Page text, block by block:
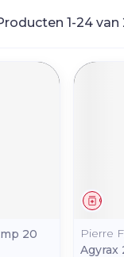
1-24van
20
Pierre
Agyrax